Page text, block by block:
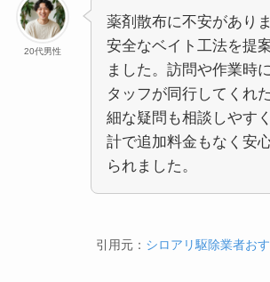
20代男性
薬剤散布に不安があり
安全なベイト工法を提
ました。訪問や作業時
タッフが同行してくれ
細な疑問も相談しやす
計で追加料金もなく安
られました。
引用元： シロアリ駆除業者お